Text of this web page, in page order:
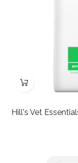
Hill's Vet